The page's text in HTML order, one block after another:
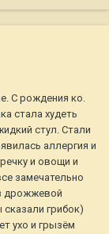
С рождения ко.
стала худеть
стул. Стали
аллергия и
и овощи и
замечательно
дрожжевой
грибок)
ухо и грызём